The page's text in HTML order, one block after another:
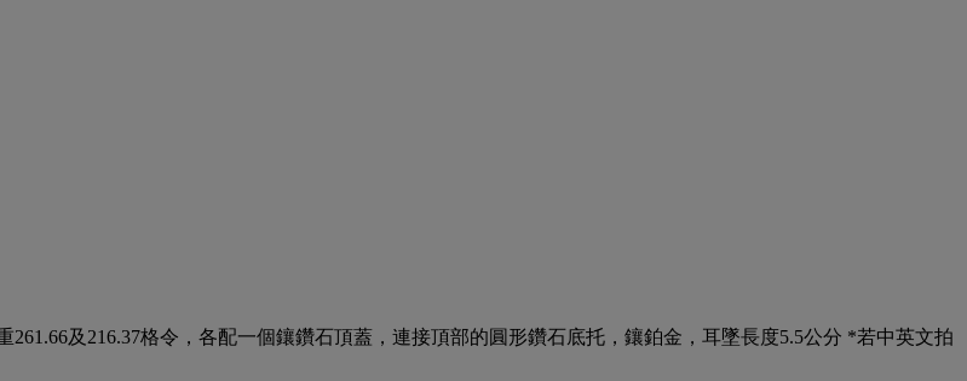
及216.37格令，各配一個鑲鑽石頂蓋，連接頂部的圓形鑽石底托，鑲鉑金，耳墜長度5.5公分 *若中英文拍